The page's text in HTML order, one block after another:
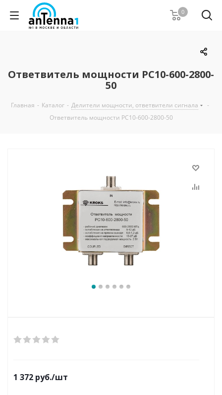
0
Ответвитель мощности PC10-600-2800-
50
Главная - Каталог - Делители мощности, ответвители сигнала
-
Ответвитель мощности PC10-600-2800-50
1 372 руб./шт